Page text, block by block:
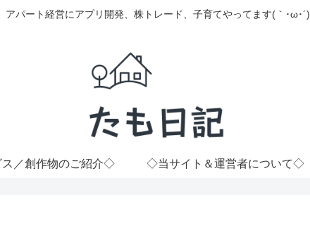
アパート経営にアプリ開発、株トレード、子育てやってます(｀･ω･´)
／創作物のご紹介◇ ◇当サイト＆運営者について◇